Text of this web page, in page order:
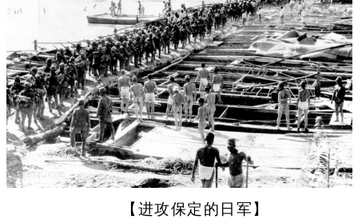
【进攻保定的日军】